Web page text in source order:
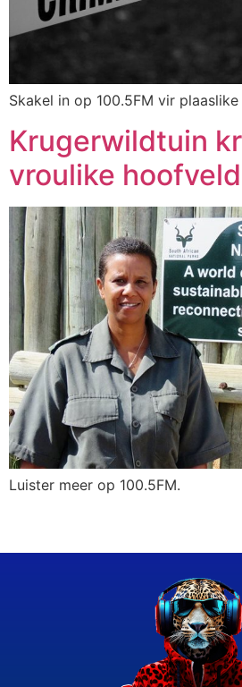
Skakel in op 100.5FM vir plaaslike
Krugerwildtuin
vroulike
Luister meer op 100.5FM.